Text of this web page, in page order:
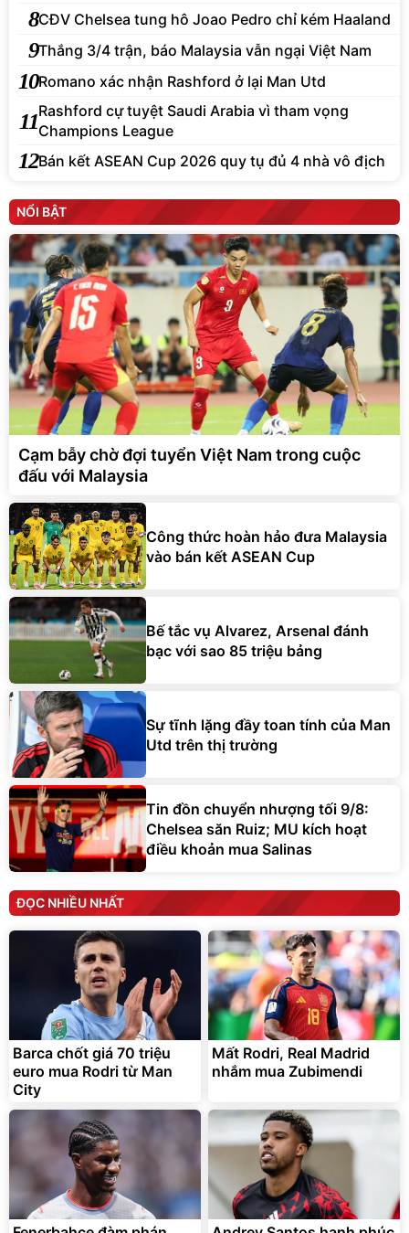
8CĐV Chelsea tung hô Joao Pedro chỉ kém Haaland
9Thắng 3/4 trận, báo Malaysia vẫn ngại Việt Nam
10Romano xác nhận Rashford ở lại Man Utd
11Rashford cự tuyệt Saudi Arabia vì tham vọng
Champions League
12Bán kết ASEAN Cup 2026 quy tụ đủ 4 nhà vô địch
NỔI BẬT
Cạm bẫy chờ đợi tuyển Việt Nam trong cuộc
đấu với Malaysia
Công thức hoàn hảo đưa Malaysia
vào bán kết ASEAN Cup
Bế tắc vụ Alvarez, Arsenal đánh
bạc với sao 85 triệu bảng
Sự tĩnh lặng đầy toan tính của Man
Utd trên thị trường
Tin đồn chuyển nhượng tối 9/8:
Chelsea săn Ruiz; MU kích hoạt
điều khoản mua Salinas
ĐỌC NHIỀU NHẤT
Barca chốt giá 70 triệu
euro mua Rodri từ Man
City
Mất Rodri, Real Madrid
nhắm mua Zubimendi